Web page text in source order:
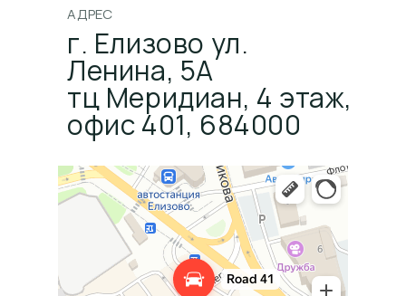
АДРЕС
г. Елизово ул.
Ленина, 5А
тц Меридиан, 4 этаж,
офис 401, 684000